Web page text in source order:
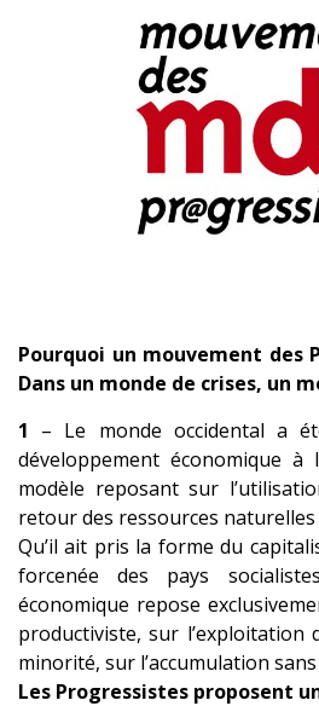
Pourquoi un mouvement des
Dans un monde de crises, un
1 – Le monde occidental a
développement économique à
modèle reposant sur
retour des ressources naturelles
Qu’il ait pris la forme du
forcenée des pays
économique repose
productiviste, sur
minorité, sur l’accumulation
Les Progressistes proposent